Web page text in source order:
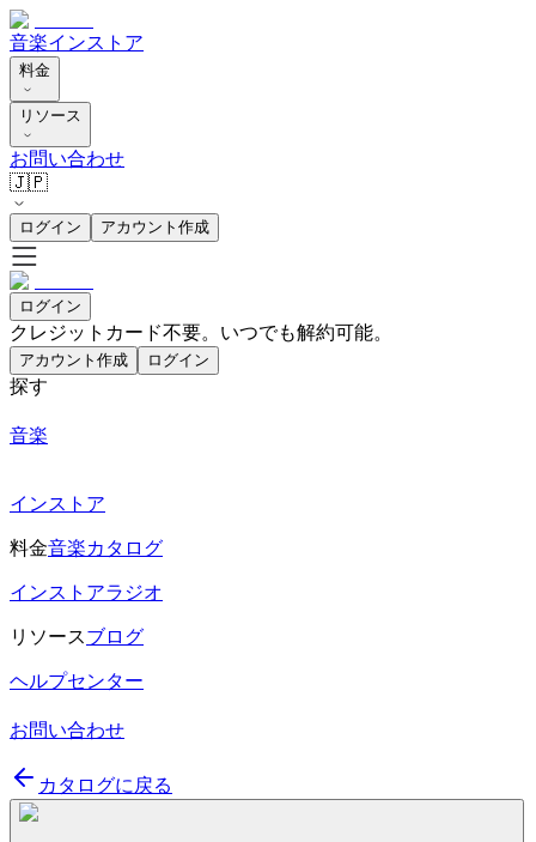
音楽インストア
料金
リソース
お問い合わせ
🇯🇵
ログイン アカウント作成
ログイン
クレジットカード不要。いつでも解約可能。
アカウント作成 ログイン
探す
音楽
インストア
料金音楽カタログ
インストアラジオ
リソースブログ
ヘルプセンター
お問い合わせ
カタログに戻る